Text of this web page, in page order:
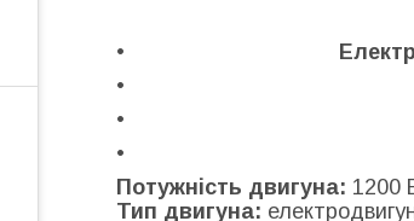
Потужність двигуна: 1200
Тип двигуна: